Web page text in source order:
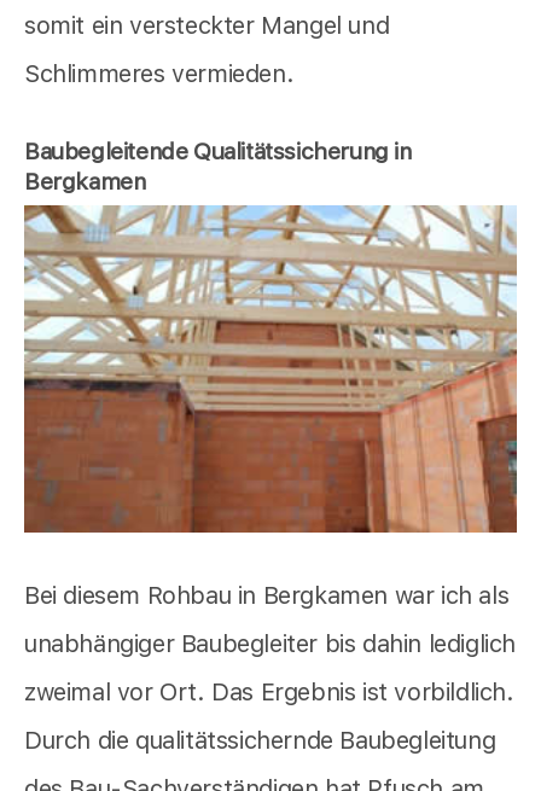
somit ein versteckter Mangel und
Schlimmeres vermieden.
Baubegleitende Qualitätssicherung in
Bergkamen
Bei diesem Rohbau in Bergkamen war ich als
unabhängiger Baubegleiter bis dahin lediglich
zweimal vor Ort. Das Ergebnis ist vorbildlich.
Durch die qualitätssichernde Baubegleitung